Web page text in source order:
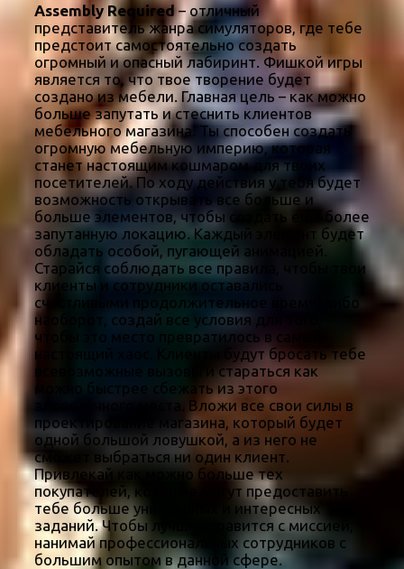
Assembly Required – отличный
представитель жанра симуляторов, где тебе
предстоит самостоятельно создать
огромный и опасный лабиринт. Фишкой игры
является то, что твое творение будет
создано из мебели. Главная цель – как можно
больше запутать и стеснить клиентов
мебельного магазина. Ты способен создать
огромную мебельную империю, которая
станет настоящим кошмаром для твоих
посетителей. По ходу действия у тебя будет
возможность открывать все больше и
больше элементов, чтобы создать ещё более
запутанную локацию. Каждый элемент будет
обладать особой, пугающей анимацией.
Старайся соблюдать все правила, чтобы твои
клиенты и сотрудники оставались
счастливыми продолжительное время, либо
наоборот, создай все условия для того,
чтобы это место превратилось в самый
настоящий хаос. Клиенты будут бросать тебе
всевозможные вызовы и стараться как
можно быстрее сбежать из этого
злополучного места. Вложи все свои силы в
проектирование магазина, который будет
одной большой ловушкой, а из него не
сможет выбраться ни один клиент.
Привлекай как можно больше тех
покупателей, которые могут предоставить
тебе больше уникальных и интересных
заданий. Чтобы лучше справится с миссией,
нанимай профессиональных сотрудников с
большим опытом в данной сфере.